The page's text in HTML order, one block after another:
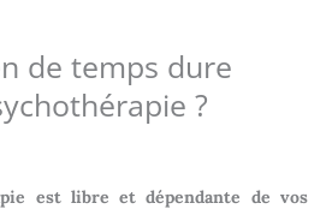
de temps dure
?
est libre et dépendante de vos